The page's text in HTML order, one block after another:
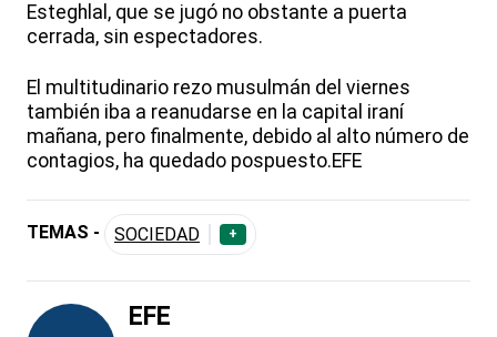
Esteghlal, que se jugó no obstante a puerta
cerrada, sin espectadores.
El multitudinario rezo musulmán del viernes
también iba a reanudarse en la capital iraní
mañana, pero finalmente, debido al alto número de
contagios, ha quedado pospuesto.EFE
TEMAS - SOCIEDAD +
EFE